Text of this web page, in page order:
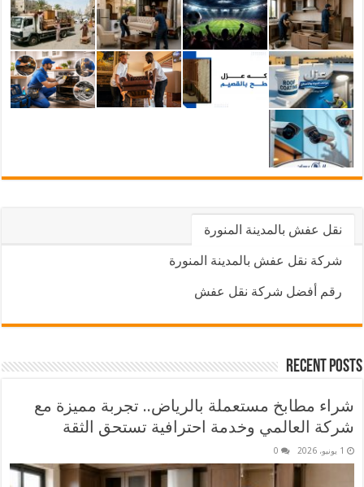
نقل عفش بالمدينة المنورة
شركة نقل عفش بالمدينة المنورة
رقم أفضل شركة نقل عفش
Recent Posts
شراء مطابخ مستعملة بالرياض.. تجربة مميزة مع
شركة العالمي وخدمة احترافية تستحق الثقة
1 يونيو، 2026 0